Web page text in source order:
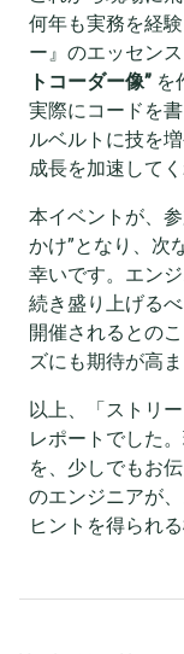
何年も実務を経
ー』のエッセンス
トコーダー像” を
実際にコードを
ルベルトに技を
成長を加速して
本イベントが、
かけ”となり、次
幸いです。エン
続き盛り上げる
開催されるとの
ズにも期待が高ま
以上、「ストリ
レポートでした
を、少しでもお
のエンジニアが
ヒントを得られ